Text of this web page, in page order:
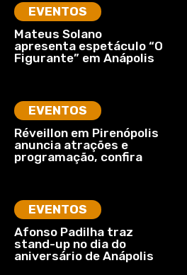
EVENTOS
Mateus Solano
apresenta espetáculo “O
Figurante” em Anápolis
EVENTOS
Réveillon em Pirenópolis
anuncia atrações e
programação, confira
EVENTOS
Afonso Padilha traz
stand-up no dia do
aniversário de Anápolis